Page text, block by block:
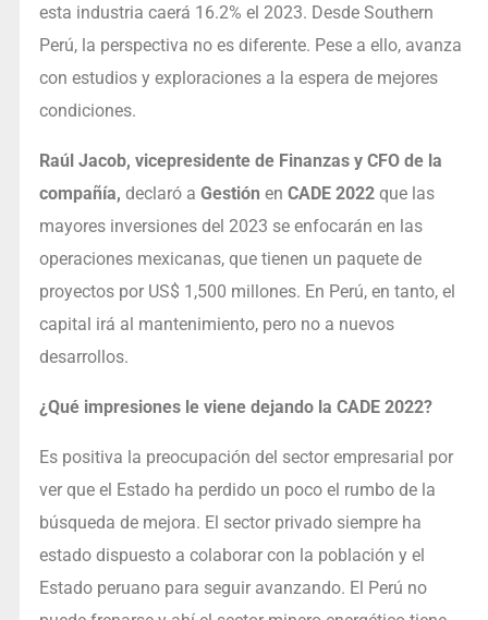
esta industria caerá 16.2% el 2023. Desde Southern
Perú, la perspectiva no es diferente. Pese a ello, avanza
con estudios y exploraciones a la espera de mejores
condiciones.
Raúl Jacob, vicepresidente de Finanzas y CFO de la
compañía, declaró a Gestión en CADE 2022que las
mayores inversiones del 2023 se enfocarán en las
operaciones mexicanas, que tienen un paquete de
proyectos por US$ 1,500 millones. En Perú, en tanto, el
capital irá al mantenimiento, pero no a nuevos
desarrollos.
¿Qué impresiones le viene dejando la CADE 2022?
Es positiva la preocupación del sector empresarial por
ver que el Estado ha perdido un poco el rumbo de la
búsqueda de mejora. El sector privado siempre ha
estado dispuesto a colaborar con la población y el
Estado peruano para seguir avanzando. El Perú no